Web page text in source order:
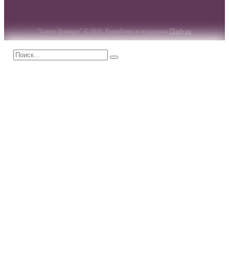
"Lutece Boutique" © 2026. Разработка и поддержкаITonly.ru